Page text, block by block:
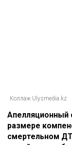
Коллаж Ulysmedia.kz
Апелляционный
размере
смертельном